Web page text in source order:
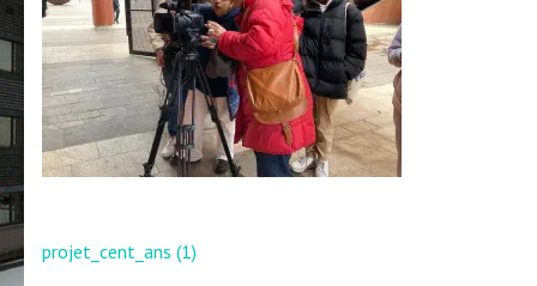
Navigation
projet_cent_ans (1)